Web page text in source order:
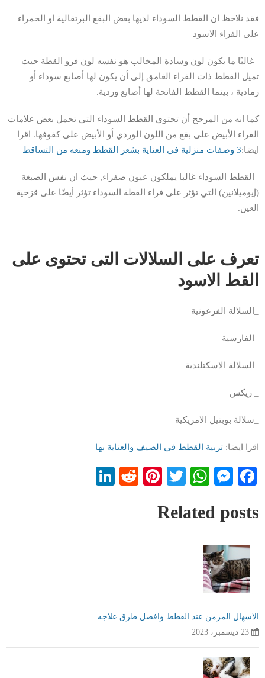
فقد نلاحظ ان القطط السوداء لديها بعض البقع البرتقالية او الحمراء
على الفراء الاسود
_غالبًا ما يكون لون وسادة المخالب هو نفسه لون فرو القطة حيث
تميل القطط ذات الفراء الغامق إلى أن يكون لها أصابع سوداء أو
رمادية ، بينما القطط الفاتحة لها أصابع وردية.
كما انه من المرجح أن تحتوي القطط السوداء التي تحمل بعض علامات
الفراء الأبيض على بقع من اللون الوردي أو الأبيض على كفوفها. اقرا
ايضا:3 وصفات منزلية في العناية بشعر القطط ومنعه من التساقط
_القطط السوداء غالبا يملكون عيون صفراء, حيث ان نفس الصبغة
(إيوميلانين) التي تؤثر على فراء القطة السوداء تؤثر أيضًا على قزحية
العين.
تعرف على السلالات التى تحتوى على
القط الاسود
_السلالة الفرعونية
_الفارسية
_السلالة الاسكتلندية
_ ريكس
_سلالة بوبتيل الامريكية
اقرا ايضا: تربية القطط في الصيف والعناية بها
Facebook
Messenger
WhatsApp
Twitter
Pinterest
Reddit
Related posts
الاسهال المزمن عند القطط وافضل طرق علاجه
23 ديسمبر، 2023